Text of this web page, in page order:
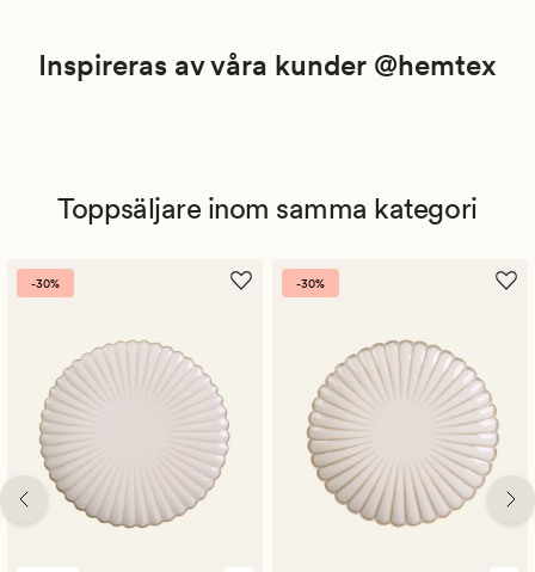
Inspireras av våra kunder @hemtex
Toppsäljare inom samma kategori
-30% -30%